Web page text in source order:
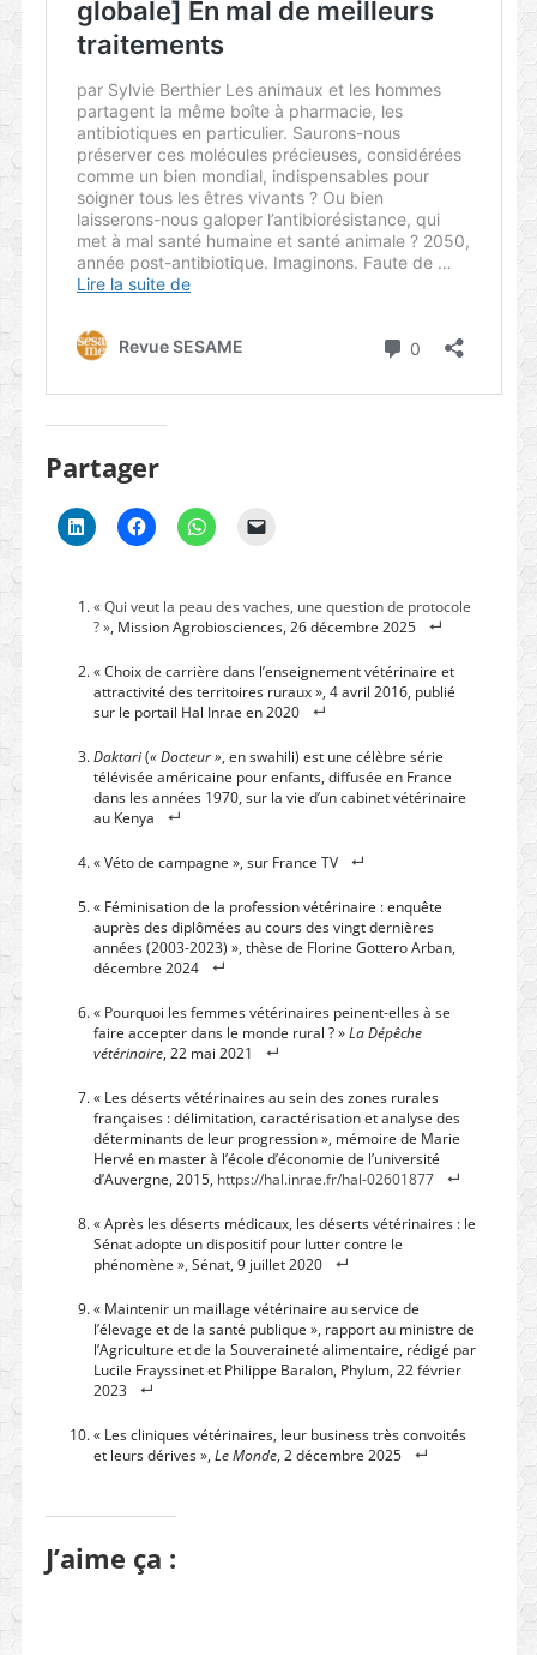
Partager
« Qui veut la peau des vaches, une question de protocole
? », Mission Agrobiosciences, 26 décembre 2025
« Choix de carrière dans l’enseignement vétérinaire et
attractivité des territoires ruraux », 4 avril 2016, publié
sur le portail Hal Inrae en 2020
Daktari(« Docteur », en swahili) est une célèbre série
télévisée américaine pour enfants, diffusée en France
dans les années 1970, sur la vie d’un cabinet vétérinaire
au Kenya
« Véto de campagne », sur France TV
« Féminisation de la profession vétérinaire : enquête
auprès des diplômées au cours des vingt dernières
années (2003-2023) », thèse de Florine Gottero Arban,
décembre 2024
« Pourquoi les femmes vétérinaires peinent-elles à se
faire accepter dans le monde rural ? »La Dépêche
vétérinaire, 22 mai 2021
« Les déserts vétérinaires au sein des zones rurales
françaises : délimitation, caractérisation et analyse des
déterminants de leur progression », mémoire de Marie
Hervé en master à l’école d’économie de l’université
d’Auvergne, 2015, https://hal.inrae.fr/hal-02601877
« Après les déserts médicaux, les déserts vétérinaires : le
Sénat adopte un dispositif pour lutter contre le
phénomène », Sénat, 9 juillet 2020
« Maintenir un maillage vétérinaire au service de
l’élevage et de la santé publique », rapport au ministre de
l’Agriculture et de la Souveraineté alimentaire, rédigé par
Lucile Frayssinet et Philippe Baralon, Phylum, 22 février
2023
« Les cliniques vétérinaires, leur business très convoités
et leurs dérives », Le Monde, 2 décembre 2025
J’aime ça :